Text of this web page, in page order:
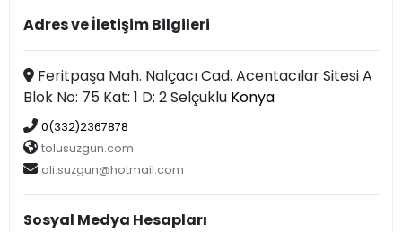
Adres ve İletişim Bilgileri
Feritpaşa Mah. Nalçacı Cad. Acentacılar Sitesi A
Blok No: 75 Kat: 1 D: 2 Selçuklu Konya
0(332)2367878
tolusuzgun.com
ali.suzgun@hotmail.com
Sosyal Medya Hesapları